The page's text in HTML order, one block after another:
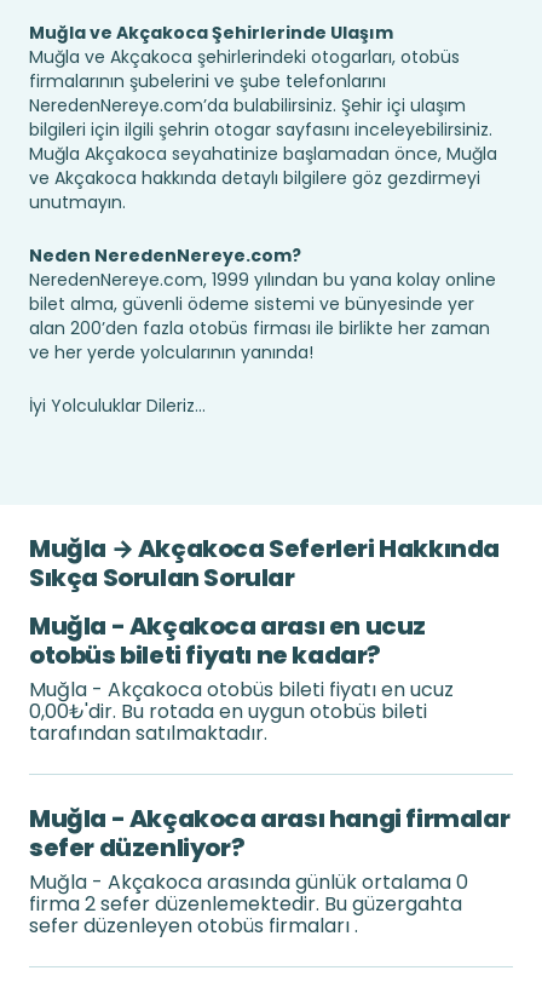
Muğla ve Akçakoca Şehirlerinde Ulaşım
Muğla ve Akçakoca şehirlerindeki otogarları, otobüs
firmalarının şubelerini ve şube telefonlarını
NeredenNereye.com’da bulabilirsiniz. Şehir içi ulaşım
bilgileri için ilgili şehrin otogar sayfasını inceleyebilirsiniz.
Muğla Akçakoca seyahatinize başlamadan önce, Muğla
ve Akçakoca hakkında detaylı bilgilere göz gezdirmeyi
unutmayın.
Neden NeredenNereye.com?
NeredenNereye.com, 1999 yılından bu yana kolay online
bilet alma, güvenli ödeme sistemi ve bünyesinde yer
alan 200’den fazla otobüs firması ile birlikte her zaman
ve her yerde yolcularının yanında!
İyi Yolculuklar Dileriz...
Muğla → Akçakoca Seferleri Hakkında
Sıkça Sorulan Sorular
Muğla - Akçakoca arası en ucuz
otobüs bileti fiyatı ne kadar?
Muğla - Akçakoca otobüs bileti fiyatı en ucuz
0,00₺'dir. Bu rotada en uygun otobüs bileti
tarafından satılmaktadır.
Muğla - Akçakoca arası hangi firmalar
sefer düzenliyor?
Muğla - Akçakoca arasında günlük ortalama 0
firma 2 sefer düzenlemektedir. Bu güzergahta
sefer düzenleyen otobüs firmaları .